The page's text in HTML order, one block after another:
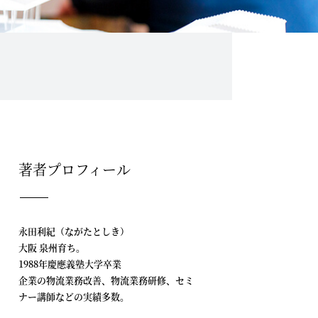
著者プロフィール
永田利紀（ながたとしき）
大阪 泉州育ち。
1988年慶應義塾大学卒業
企業の物流業務改善、物流業務研修、セミ
ナー講師などの実績多数。